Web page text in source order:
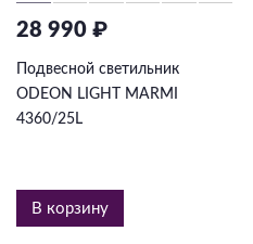
28 990 ₽
Подвесной светильник
ODEON LIGHT MARMI
4360/25L
В корзину